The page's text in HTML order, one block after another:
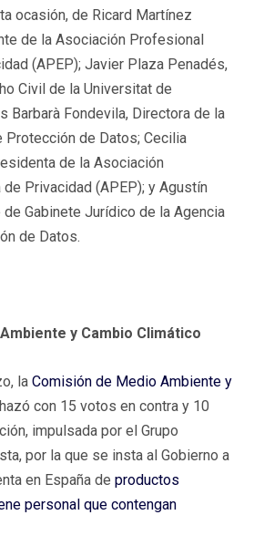
ocasión, de Ricard Martínez
de la Asociación Profesional
(APEP); Javier Plaza Penadés,
Civil de la Universitat de
Barbarà Fondevila, Directora de la
Protección de Datos; Cecilia
de la Asociación
Privacidad (APEP); y Agustín
Gabinete Jurídico de la Agencia
de Datos.
y Cambio Climático
la Comisión de Medio Ambiente y
con 15 votos en contra y 10
impulsada por el Grupo
por la que se insta al Gobierno a
en España de productos
personal que contengan